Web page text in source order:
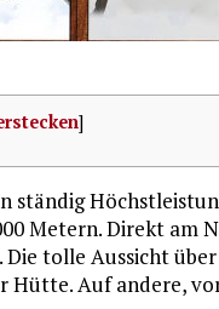
]
ständig
Metern. Direkt am
tolle Aussicht
Hütte. Auf andere,